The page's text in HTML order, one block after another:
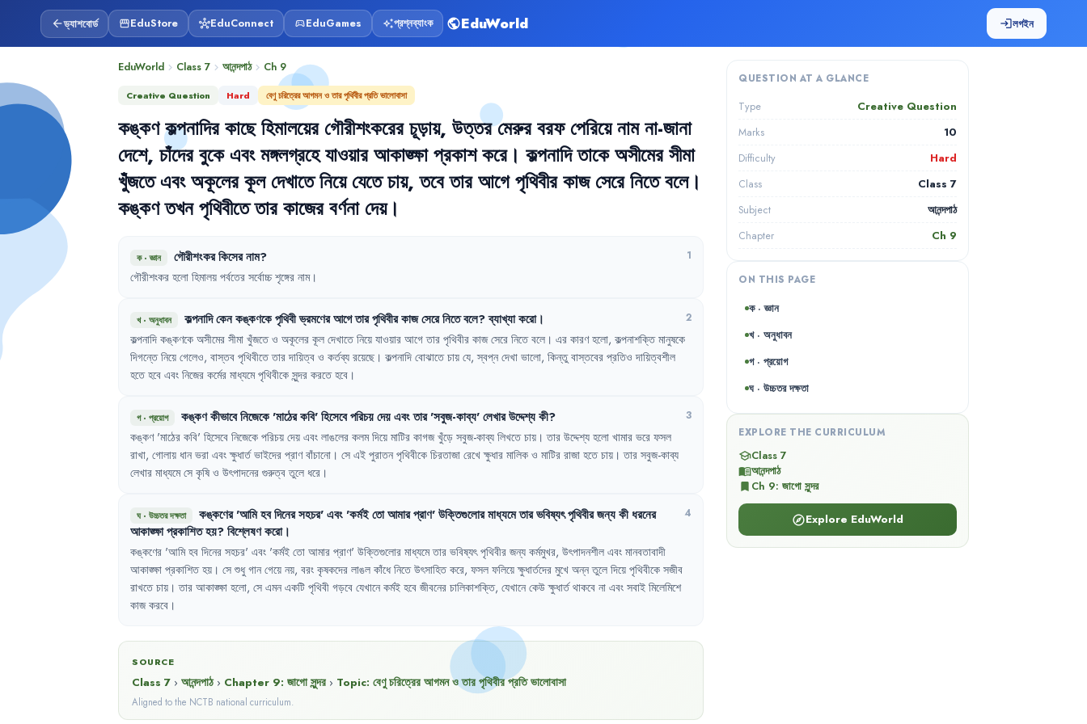
arrow_backড্যাশবোর্ড storefrontEduStore hubEduConnect sports_esportsEduGames auto_awesomeপ্রশ্নব্যাংক publicEduWorld loginলগইন
EduWorld chevron_right Class 7 chevron_right আনন্দপাঠchevron_right Ch 9
Creative Question Hard বেণু চরিত্রের আগমন ও তার পৃথিবীর প্রতি ভালোবাসা
কঙ্কণ কল্পনাদির কাছে হিমালয়ের গৌরীশংকরের চূড়ায়, উত্তর মেরুর বরফ পেরিয়ে নাম না-জানা
দেশে, চাঁদের বুকে এবং মঙ্গলগ্রহে যাওয়ার আকাঙ্ক্ষা প্রকাশ করে। কল্পনাদি তাকে অসীমের সীমা
খুঁজতে এবং অকূলের কূল দেখাতে নিয়ে যেতে চায়, তবে তার আগে পৃথিবীর কাজ সেরে নিতে বলে।
কঙ্কণ তখন পৃথিবীতে তার কাজের বর্ণনা দেয়।
ক·জ্ঞান গৌরীশংকরকিসেরনাম? 1
গৌরীশংকর হলো হিমালয় পর্বতের সর্বোচ্চ শৃঙ্গের নাম।
খ· অনুধাবন কল্পনাদিকেনকঙ্কণকেপৃথিবীভ্রমণেরআগেতারপৃথিবীরকাজসেরেনিতেবলে?ব্যাখ্যাকরো। 2
কল্পনাদি কঙ্কণকে অসীমের সীমা খুঁজতে ও অকূলের কূল দেখাতে নিয়ে যাওয়ার আগে তার পৃথিবীর কাজ সেরে নিতে বলে । এর কারণ হলো, কল্পনাশক্তি মানুষকে
দিগন্তে নিয়ে গেলেও, বাস্তব পৃথিবীতে তার দায়িত্ব ও কর্তব্য রয়েছে । কল্পনাদি বোঝাতে চায় যে, স্বপ্ন দেখা ভালো, কিন্তু বাস্তবের প্রতিও দায়িত্বশীল
হতে হবে এবং নিজের কর্মের মাধ্যমে পৃথিবীকে সুন্দর করতে হবে ।
গ· প্রয়োগ কঙ্কণকীভাবেনিজেকে 'মাঠেরকবি'হিসেবেপরিচয়দেয়এবংতার 'সবুজ-কাব্য'লেখারউদ্দেশ্যকী? 3
কঙ্কণ 'মাঠের কবি' হিসেবে নিজেকে পরিচয় দেয় এবং লাঙলের কলম দিয়ে মাটির কাগজ খুঁড়ে সবুজ-কাব্য লিখতে চায় । তার উদ্দেশ্য হলো খামার ভরে ফসল
রাখা, গোলায় ধান ভরা এবং ক্ষুধার্ত ভাইদের প্রাণ বাঁচানো । সে এই পুরাতন পৃথিবীকে চিরতাজা রেখে ক্ষুধার মালিক ও মাটির রাজা হতে চায় । তার সবুজ-কাব্য
লেখার মাধ্যমে সে কৃষি ও উৎপাদনের গুরুত্ব তুলে ধরে ।
ঘ· উচ্চতর দক্ষতা কঙ্কণের 'আমিহবদিনেরসহচর'এবং 'কর্মইতোআমারপ্রাণ'উক্তিগুলোরমাধ্যমেতারভবিষ্যৎপৃথিবীরজন্যকীধরনের
আকাঙ্ক্ষাপ্রকাশিতহয়?বিশ্লেষণকরো।
4
কঙ্কণের 'আমি হব দিনের সহচর' এবং 'কর্মই তো আমার প্রাণ' উক্তিগুলোর মাধ্যমে তার ভবিষ্যৎ পৃথিবীর জন্য কর্মমুখর, উৎপাদনশীল এবং মানবতাবাদী
আকাঙ্ক্ষা প্রকাশিত হয় । সে শুধু গান গেয়ে নয়, বরং কৃষকদের লাঙল কাঁধে নিতে উৎসাহিত করে, ফসল ফলিয়ে ক্ষুধার্তদের মুখে অন্ন তুলে দিয়ে পৃথিবীকে সজীব
রাখতে চায় । তার আকাঙ্ক্ষা হলো, সে এমন একটি পৃথিবী গড়বে যেখানে কর্মই হবে জীবনের চালিকাশক্তি, যেখানে কেউ ক্ষুধার্ত থাকবে না এবং সবাই মিলেমিশে
কাজ করবে ।
SOURCE
Class 7 › আনন্দপাঠ › Chapter 9: জাগো সুন্দর › Topic: বেণু চরিত্রের আগমন ও তার পৃথিবীর প্রতি ভালোবাসা
Aligned to the NCTB national curriculum.
QUESTION AT A GLANCE
Type Creative Question
Marks 10
Difficulty Hard
Class Class 7
Subject আনন্দপাঠ
Chapter Ch 9
ON THIS PAGE
ক · জ্ঞান
খ · অনুধাবন
গ · প্রয়োগ
ঘ · উচ্চতর দক্ষতা
EXPLORE THE CURRICULUM
schoolClass 7
menu_bookআনন্দপাঠ
bookmark Ch 9: জাগো সুন্দর
exploreExplore EduWorld